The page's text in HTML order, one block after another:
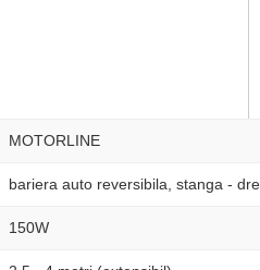
MOTORLINE
bariera auto reversibila, stanga -
150W